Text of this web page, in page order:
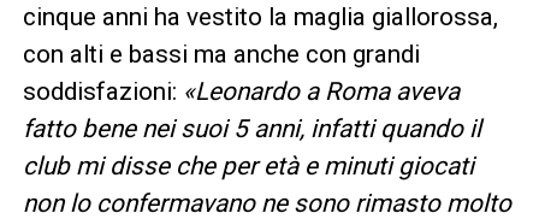
cinque anni ha vestito la maglia giallorossa,
con alti e bassi ma anche con grandi
soddisfazioni: «Leonardo a Roma aveva
fatto bene nei suoi 5 anni, infatti quando il
club mi disse che per età e minuti giocati
non lo confermavano ne sono rimasto molto